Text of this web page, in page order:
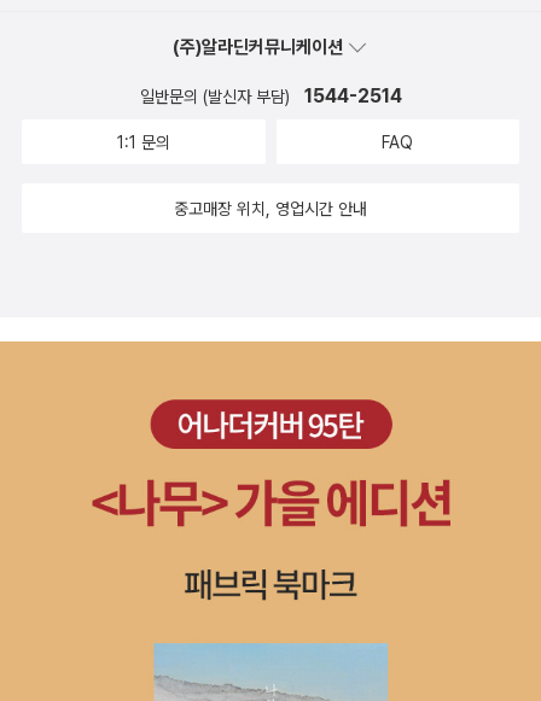
(주)알라딘커뮤니케이션
일반문의 (발신자 부담) 1544-2514
1:1 문의 FAQ
중고매장 위치, 영업시간 안내